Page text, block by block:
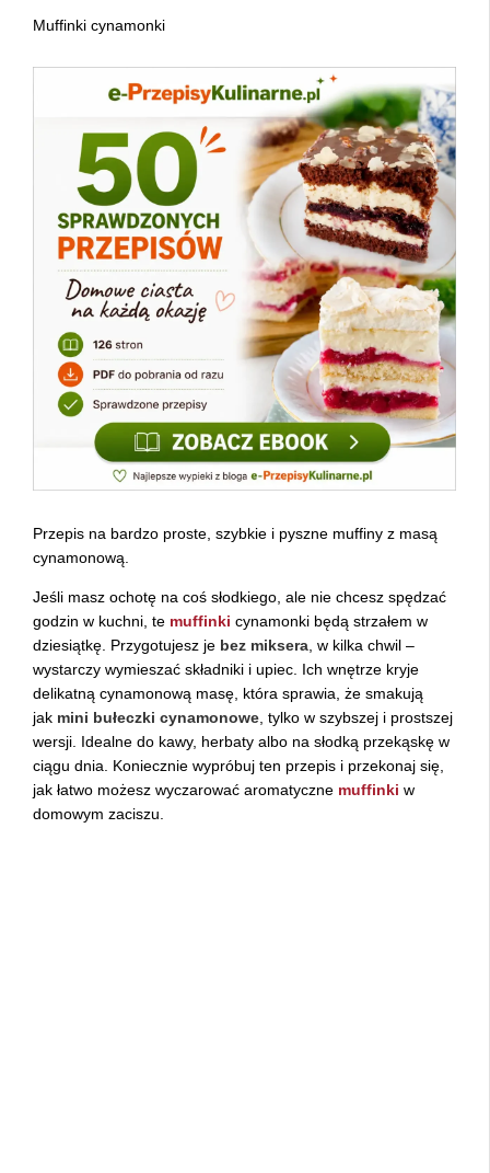
Muffinki cynamonki
Przepis na bardzo proste, szybkie i pyszne muffiny z masą
cynamonową.
Jeśli masz ochotę na coś słodkiego, ale nie chcesz spędzać
godzin w kuchni, te muffinki cynamonki będą strzałem w
dziesiątkę. Przygotujesz je bez miksera , w kilka chwil –
wystarczy wymieszać składniki i upiec. Ich wnętrze kryje
delikatną cynamonową masę, która sprawia, że smakują
jak mini bułeczki cynamonowe , tylko w szybszej i prostszej
wersji. Idealne do kawy, herbaty albo na słodką przekąskę w
ciągu dnia. Koniecznie wypróbuj ten przepis i przekonaj się,
jak łatwo możesz wyczarować aromatyczne muffinki w
domowym zaciszu.